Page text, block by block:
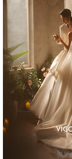
佩罗